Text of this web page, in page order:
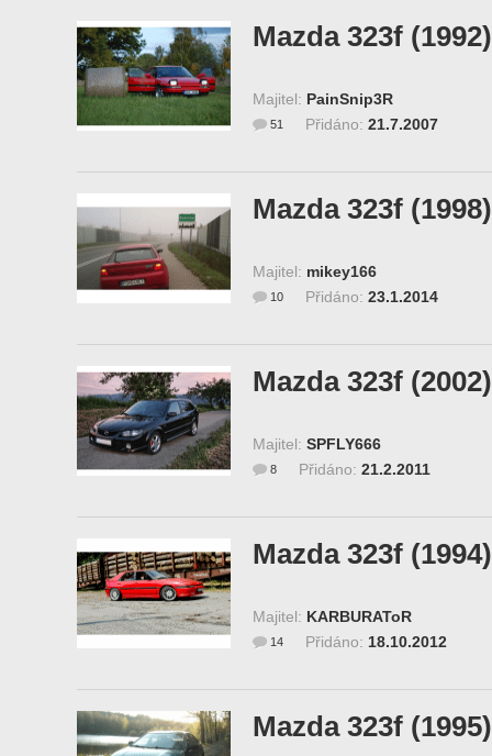
Mazda 323f (1992)
Majitel: PainSnip3R
Přidáno: 21.7.2007
51
Mazda 323f (1998)
Majitel: mikey166
Přidáno: 23.1.2014
10
Mazda 323f (2002)
Majitel: SPFLY666
Přidáno: 21.2.2011
8
Mazda 323f (1994)
Majitel: KARBURAToR
Přidáno: 18.10.2012
14
Mazda 323f (1995)